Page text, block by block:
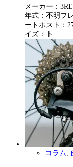
メーカー：
年式：不明フ
ートポスト：
イズ：ト…
コラム